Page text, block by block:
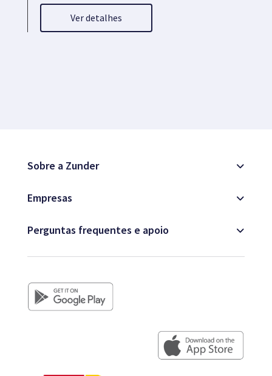
Ver detalhes
Sobre a Zunder
Empresas
Perguntas frequentes e apoio